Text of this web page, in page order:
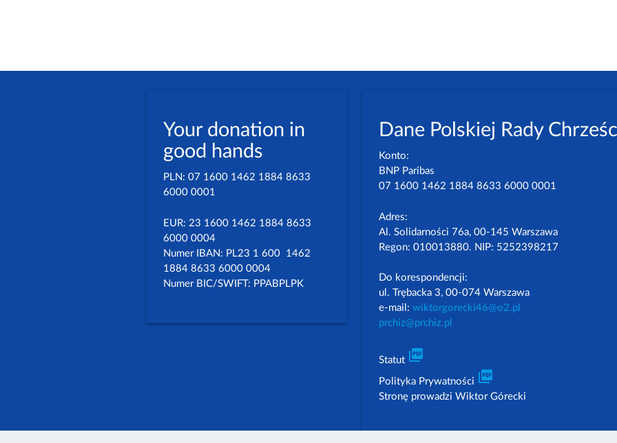
Dane Polskiej Rady
Konto:
BNP Paribas
07 1600 1462 1884 8633 6000 0001
Adres:
Al. Solidarności 76a, 00-145 Warszawa
Regon: 010013880. NIP: 5252398217
Do korespondencji:
ul. Trębacka 3, 00-074 Warszawa
e-mail:wiktorgorecki46@o2.pl
prchiz@prchiz.pl
Statut picture_as_pdf
Polityka Prywatności picture_as_pdf
Stronę prowadzi Wiktor Górecki
Your donation in
good hands
PLN: 07 1600 1462 1884 8633
6000 0001
EUR: 23 1600 1462 1884 8633
6000 0004
Numer IBAN: PL23 1 600 1462
1884 8633 6000 0004
Numer BIC/SWIFT: PPABPLPK